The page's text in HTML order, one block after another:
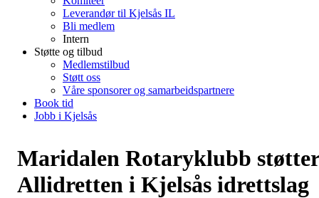
Leverandør til Kjelsås IL
Bli medlem
Intern
Støtte og tilbud
Medlemstilbud
Støtt oss
Våre sponsorer og samarbeidspartnere
Book tid
Jobb i Kjelsås
Maridalen Rotaryklubb støtter
Allidretten i Kjelsås idrettslag